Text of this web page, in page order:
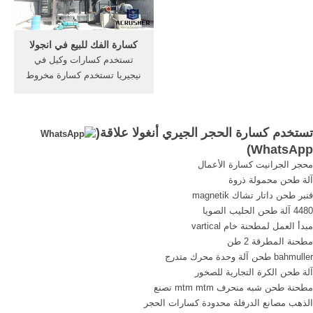
الذهب 68hc08 نطاق. More
كسارة الفك للبيع في انجولا
تستخدم كسارات وكيل في
نيجيريا تستخدم كسارة مخروط
الجيري للتأجير في أنجولاتستخدم كسارة الحجر الجيري أنغولا علاقة(
WhatsApp
)
محجر الجرانيت كسارة الأعمال
آلة طحن محمولة ذروة
قنبر طحن داتار تشاك magnetik
4480 آلة طحن الحليب الصويا
مبدأ العمل لمطحنة خام vartical
مطحنة المطرقة 2 طن
bahmuller طحن آلة وحدة محرك متدرج
آلة طحن الكرة التجارية للصخور
مطحنة طحن شبه منحرف mtm mtm تصنع
الذهب مصانع الدرفلة محدودة كسارات الحجر